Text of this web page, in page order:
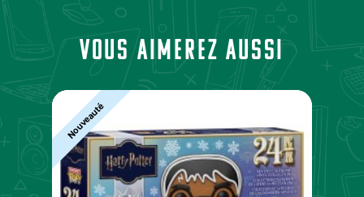
Vous aimerez aussi
Nouveauté